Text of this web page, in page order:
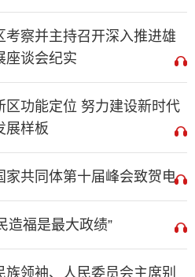
考察并主持召开深入推进雄
座谈会纪实
区功能定位 努力建设新时代
展样板
家共同体第十届峰会致贺电
造福是最大政绩”
领袖、人民委员会主席别